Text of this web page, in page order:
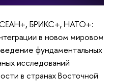
БРИКС+, НАТО+:
в новом мировом
фундаментальных
исследований
в странах Восточной